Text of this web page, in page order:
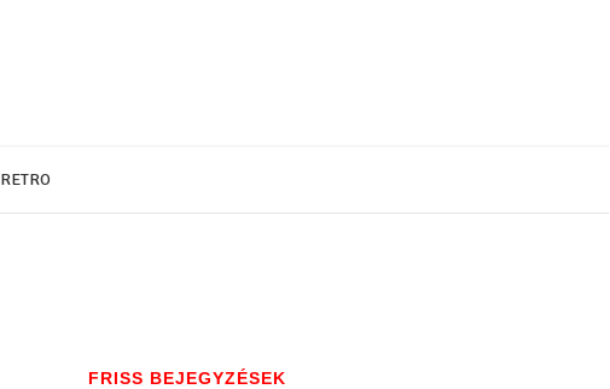
RETRO
FRISS BEJEGYZÉSEK